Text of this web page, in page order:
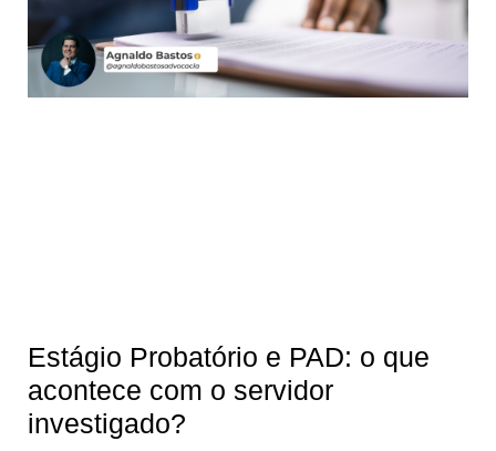
Estágio Probatório e PAD: o que
acontece com o servidor
investigado?